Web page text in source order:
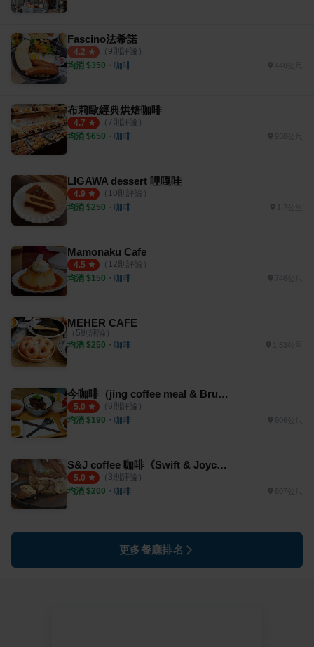
Fascino法希諾
4.2 （ 9則評論）
均消 $350 ・ 咖啡
布莉歐經典烘焙咖啡
4.7 （ 7則評論）
均消 $650 ・ 咖啡
LIGAWA dessert 哩嘎哇
4.9 （ 10則評論）
均消 $250 ・ 咖啡 1.7公里
Mamonaku Cafe
4.5 （ 12則評論）
均消 $150 ・ 咖啡 746公尺
MEHER CAFE
（ 5則評論）
均消 $250 ・ 咖啡 1.53公里
今咖啡（jing coffee meal & Brunch)
5.0 （ 6則評論）
均消 $190 ・ 咖啡
S&J coffee 咖啡《Swift & Joyce Coffee》
5.0 （ 3則評論）
均消 $200 ・ 咖啡 607公尺
更多餐廳排名